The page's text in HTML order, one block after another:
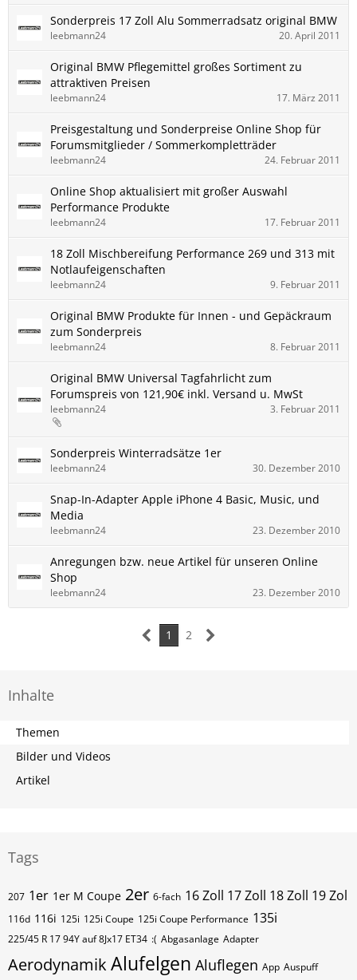
Sonderpreis 17 Zoll Alu Sommerradsatz original BMW
leebmann24 20. April 2011
Original BMW Pflegemittel großes Sortiment zu
attraktiven Preisen
leebmann24 17. März 2011
Preisgestaltung und Sonderpreise Online Shop für
Forumsmitglieder / Sommerkompletträder
leebmann24 24. Februar 2011
Online Shop aktualisiert mit großer Auswahl
Performance Produkte
leebmann24 17. Februar 2011
18 Zoll Mischbereifung Performance 269 und 313 mit
Notlaufeigenschaften
leebmann24 9. Februar 2011
Original BMW Produkte für Innen - und Gepäckraum
zum Sonderpreis
leebmann24 8. Februar 2011
Original BMW Universal Tagfahrlicht zum
Forumspreis von 121,90€ inkl. Versand u. MwSt
leebmann24 3. Februar 2011
Sonderpreis Winterradsätze 1er
leebmann24 30. Dezember 2010
Snap-In-Adapter Apple iPhone 4 Basic, Music, und
Media
leebmann24 23. Dezember 2010
Anregungen bzw. neue Artikel für unseren Online
Shop
leebmann24 23. Dezember 2010
1 2
Inhalte
Themen
Bilder und Videos
Artikel
Tags
207 1er 1er M Coupe 2er 6-fach 16 Zoll 17 Zoll 18 Zoll 19 Zol
116d 116i 125i 125i Coupe 125i Coupe Performance 135i
225/45 R 17 94Y auf 8Jx17 ET34 :( Abgasanlage Adapter
Aerodynamik Alufelgen Aluflegen App Auspuff